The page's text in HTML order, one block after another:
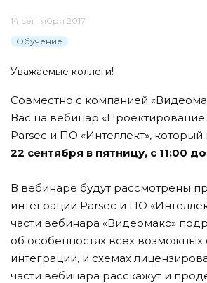
14 сентября 2017
Обучение
Уважаемые коллеги!
Совместно с компанией
Вас на вебинар «Проектирование
Parsec и ПО «Интеллект»,
22 сентября в пятницу, с 11:00
В вебинаре будут рассмотрены
интеграции Parsec и ПО
части вебинара «Видеомакс»
об особенностях всех возможных
интеграции, и схемах
части вебинара расскажут и